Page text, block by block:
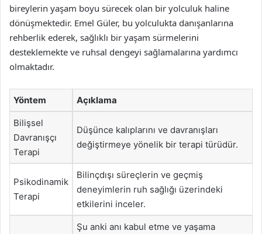
bireylerin yaşam boyu sürecek olan bir yolculuk haline
dönüşmektedir. Emel Güler, bu yolculukta danışanlarına
rehberlik ederek, sağlıklı bir yaşam sürmelerini
desteklemekte ve ruhsal dengeyi sağlamalarına yardımcı
olmaktadır.
Yöntem Açıklama
Bilişsel
Davranışçı
Terapi
Düşünce kalıplarını ve davranışları
değiştirmeye yönelik bir terapi türüdür.
Psikodinamik
Terapi
Bilinçdışı süreçlerin ve geçmiş
deneyimlerin ruh sağlığı üzerindeki
etkilerini inceler.
Şu anki anı kabul etme ve yaşama